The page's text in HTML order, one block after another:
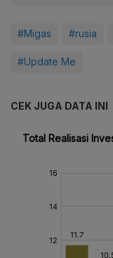
#Migas #rusia
#Update Me
CEK JUGA DATA INI